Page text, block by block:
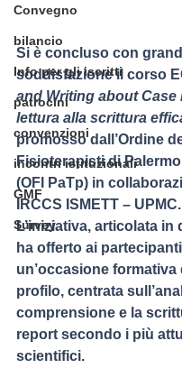
Convegno
bilancio
Info per gli iscritti
patrocini
convenzioni
incontri istituzionali
GMF
Survey
Si è concluso con
soddisfazione il corso
and Writing about Case
lettura alla scrittura
promosso dall’Ordine
Fisioterapisti di
(OFI PaTp) in
IRCCS ISMETT – UPMC.
L’iniziativa, articolata in
ha offerto ai partecipanti
un’occasione formativa
profilo, centrata
comprensione e la
report secondo i più
scientifici.